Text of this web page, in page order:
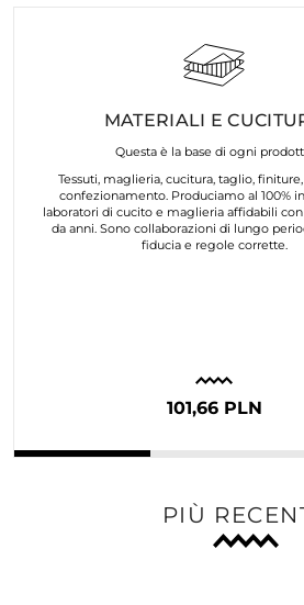
MATERIALI E
Questa è la base di ogni
Tessuti, maglieria, cucitura, taglio,
confezionamento. Produciamo al 100%
laboratori di cucito e maglieria affidabili
da anni. Sono collaborazioni di lungo
fiducia e regole corrette.
101,66 PLN
PIÙ